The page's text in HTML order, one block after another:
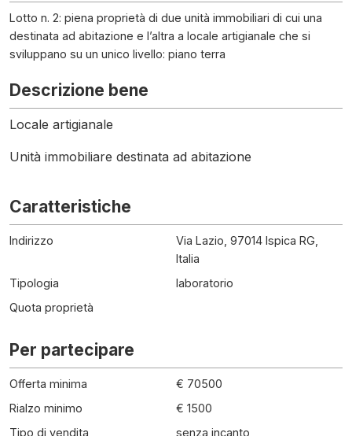
Lotto n. 2: piena proprietà di due unità immobiliari di cui una
destinata ad abitazione e l’altra a locale artigianale che si
sviluppano su un unico livello: piano terra
Descrizione bene
Locale artigianale
Unità immobiliare destinata ad abitazione
Caratteristiche
Indirizzo
Via Lazio, 97014 Ispica RG,
Italia
Tipologia
laboratorio
Quota proprietà
Per partecipare
Offerta minima
€ 70500
Rialzo minimo
€ 1500
Tipo di vendita
senza incanto